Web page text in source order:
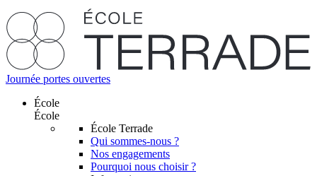
Journée portes ouvertes
École
École
École Terrade
Qui sommes-nous ?
Nos engagements
Pourquoi nous choisir ?